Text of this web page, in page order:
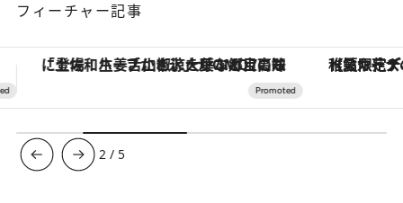
フィーチャー記事
【夏限定ディナーコース】旬を迎える稚鮎や花ズッキーニなどをイタリア・トスカーナの郷土料理の手法で満喫！ ヴァシュロン・コンスタンタ
3 / 5